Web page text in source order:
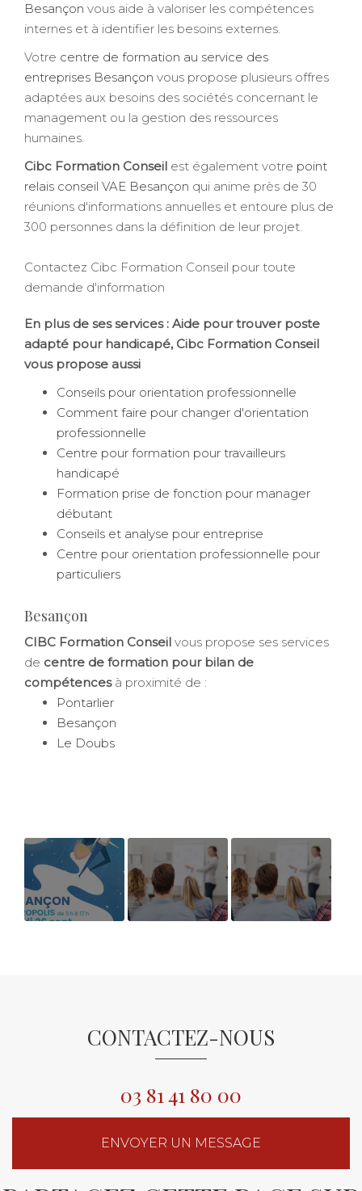
Besançon vous aide à valoriser les compétences
internes et à identifier les besoins externes.
Votre centre de formation au service des
entreprises Besançon vous propose plusieurs offres
adaptées aux besoins des sociétés concernant le
management ou la gestion des ressources
humaines.
Cibc Formation Conseil est également votre point
relais conseil VAE Besançon qui anime près de 30
réunions d'informations annuelles et entoure plus de
300 personnes dans la définition de leur projet.
Contactez Cibc Formation Conseil pour toute
demande d'information
En plus de ses services : Aide pour trouver poste
adapté pour handicapé, Cibc Formation Conseil
vous propose aussi
Conseils pour orientation professionnelle
Comment faire pour changer d'orientation
professionnelle
Centre pour formation pour travailleurs
handicapé
Formation prise de fonction pour manager
débutant
Conseils et analyse pour entreprise
Centre pour orientation professionnelle pour
particuliers
Besançon
CIBC Formation Conseil vous propose ses services
de centre de formation pour bilan de
compétencesà proximité de :
Pontarlier
Besançon
Le Doubs
MICROPOLISCONTACTEZ-NOUS
03 81 41 80 00
ENVOYER UN MESSAGE